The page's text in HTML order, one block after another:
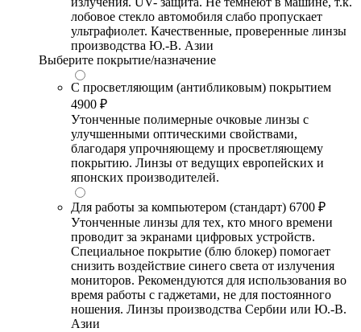
лобовое стекло автомобиля слабо пропускает
ультрафиолет. Качественные, проверенные линзы
производства Ю.-В. Азии
Выберите покрытие/назначение
С просветляющим (антибликовым) покрытием
4900 ₽
Утонченные полимерные очковые линзы с
улучшенными оптическими свойствами,
благодаря упрочняющему и просветляющему
покрытию. Линзы от ведущих европейских и
японских производителей.
Для работы за компьютером (стандарт) 6700 ₽
Утонченные линзы для тех, кто много времени
проводит за экранами цифровых устройств.
Специальное покрытие (блю блокер) помогает
снизить воздействие синего света от излучения
мониторов. Рекомендуются для использования во
время работы с гаджетами, не для постоянного
ношения. Линзы производства Сербии или Ю.-В.
Азии